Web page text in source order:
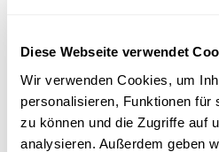
Diese Webseite verwendet
Wir verwenden Cookies, um
personalisieren, Funktionen für
zu können und die Zugriffe auf
analysieren. Außerdem geben
EXPERIMENT EIS